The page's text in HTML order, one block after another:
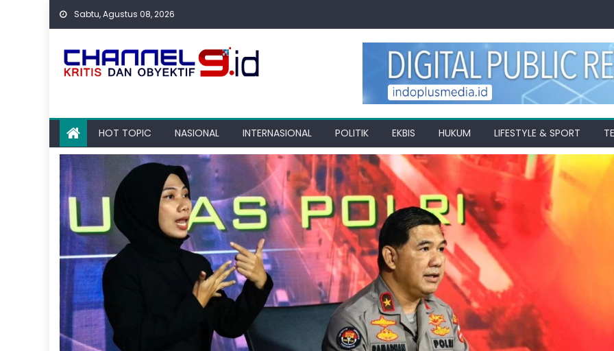
Skip
Sabtu, Agustus 08, 2026
HOT TOPIC NASIONAL INTERNASIONAL POLITIK EKBIS HUKUM LIFESTYLE & SPORT